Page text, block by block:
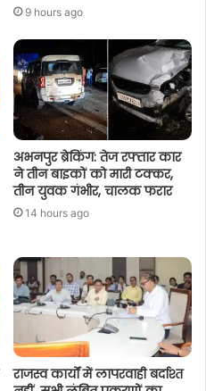
9 hours ago
अभनपुर ब्रेकिंग: तेज रफ्तार कार
ने तीन बाइकों को मारी टक्कर,
तीन युवक गंभीर, चालक फरार
14 hours ago
राजस्व कार्यों में लापरवाही बर्दाश्त